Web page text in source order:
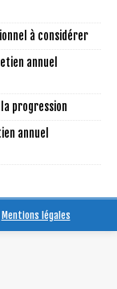
à considérer
annuel
progression
annuel
Mentions légales